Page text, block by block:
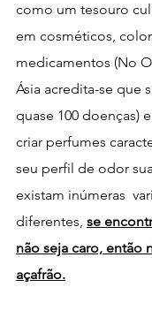
como um tesouro
em cosméticos,
medicamentos (No
Ásia acredita-se que
quase 100 doenças)
criar perfumes
seu perfil de odor
existam inúmeras
diferentes, se
não seja caro, então
açafrão.